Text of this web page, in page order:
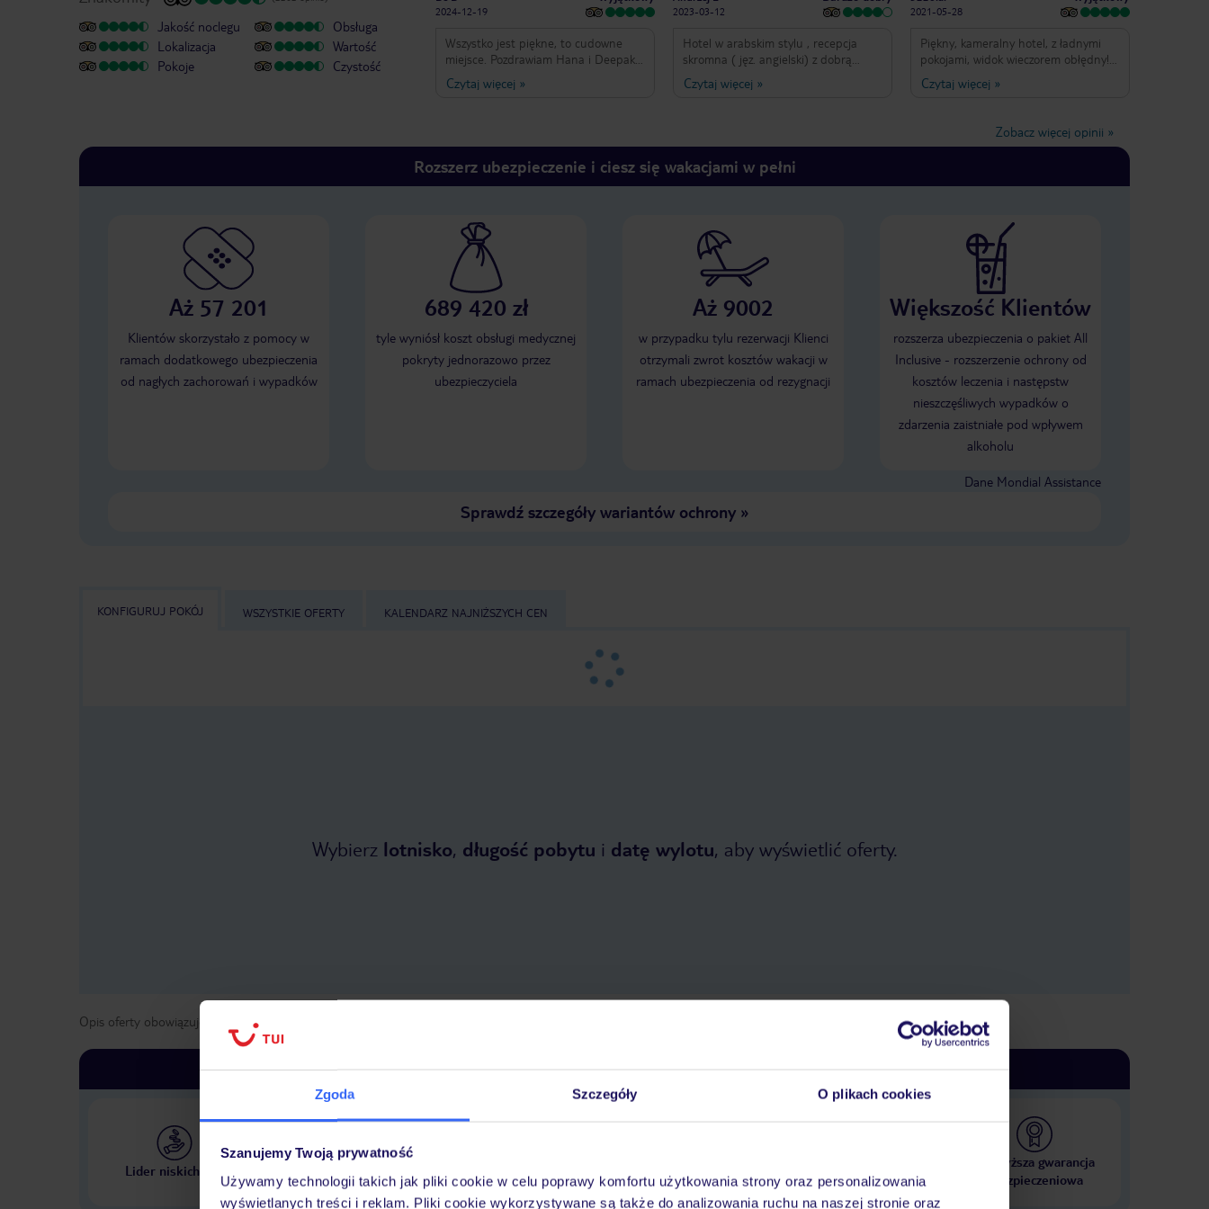
Zgoda Szczegóły O plikach cookies
Szanujemy Twoją prywatność
Używamy technologii takich jak pliki cookie w celu poprawy komfortu użytkowania strony oraz personalizowania
wyświetlanych treści i reklam. Pliki cookie wykorzystywane są także do analizowania ruchu na naszej stronie oraz
Jakość noclegu
Lokalizacja
Pokoje
Obsługa
Wartość
Czystość
2024-12-19
Wszystko jest piękne, to cudowne
miejsce. Pozdrawiam Hana i Deepak,
którzy są bardzo miłymi i
kompetentnymi osobami, dzięki nim
Czytaj więcej »
2023-03-12
Hotel w arabskim stylu , recepcja
skromna ( jęz. angielski) z dobrą
obsługą bagażową. Lobby bar
ciekawy . Pokój duży - dobrze
Bardzo dobry serwis pokojowy ,co
drugi dzień wymiana pościeli , woda
bez rewelacji ( monotonne i
niesmaczne) Baseny i plaża z dobrym
serwisem barowym. Wystarczająca
ilość leżaków do których prowadzi
obsługa. Polecamy
Czytaj więcej »
2021-05-28
Piękny, kameralny hotel, z ładnymi
pokojami, widok wieczorem obłędny!
Jedzenie i drinki przepyszne. Obsługa
przesympatyczna. Szczególne
pana obsługującego gości przy
basenie, który swoim uśmiechem i
mamy nadzieje, ze jeszcze odwiedzimy
mama Ela z córkami ❤️
Czytaj więcej »
Zobacz więcej opinii »
Rozszerz ubezpieczenie i ciesz się wakacjami w pełni
Aż 57 201
Klientów skorzystało z pomocy w
ramach dodatkowego ubezpieczenia
od nagłych zachorowań i wypadków
689 420 zł
tyle wyniósł koszt obsługi medycznej
pokryty jednorazowo przez
ubezpieczyciela
Aż 9002
w przypadku tylu rezerwacji Klienci
otrzymali zwrot kosztów wakacji w
ramach ubezpieczenia od rezygnacji
Większość Klientów
rozszerza ubezpieczenia o pakiet All
Inclusive - rozszerzenie ochrony od
kosztów leczenia i następstw
nieszczęśliwych wypadków o
zdarzenia zaistniałe pod wpływem
alkoholu
Dane Mondial Assistance
Sprawdź szczegóły wariantów ochrony»
KONFIGURUJ POKÓJ WSZYSTKIE OFERTY KALENDARZ NAJNIŻSZYCH CEN
Wybierz lotnisko, długość pobytu i datę wylotu, aby wyświetlić oferty.
Opis oferty obowiązuje dla wyjazdów w terminie
Dlaczego warto wybrać TUI?
Lider niskich cen
Największe biuro podróży
w Polsce
wakacjach 24/7
krajach
Najwyższa gwarancja
ubezpieczeniowa